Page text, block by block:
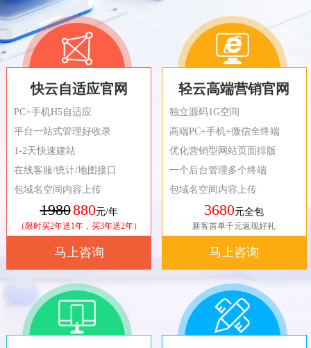
快云自适应官网
PC+手机H5自适应
平台一站式管理好收录
1-2天快速建站
在线客服/统计/地图接口
包域名空间内容上传
1980880元/年
（限时买2年送1年，买3年送2年）
马上咨询
轻云高端营销官网
独立源码1G空间
高端PC+手机+微信全终端
优化营销型网站页面排版
一个后台管理多个终端
包域名空间内容上传
3680元全包
新客首单千元返现好礼
马上咨询